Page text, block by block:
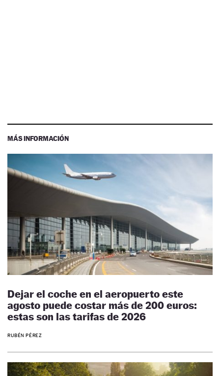
MÁS INFORMACIÓN
Dejar el coche en el aeropuerto este
agosto puede costar más de 200 euros:
estas son las tarifas de 2026
RUBÉN PÉREZ